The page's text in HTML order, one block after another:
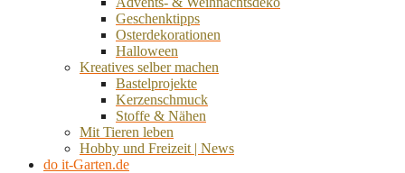
Geschenktipps
Osterdekorationen
Halloween
Kreatives selber machen
Bastelprojekte
Kerzenschmuck
Stoffe & Nähen
Mit Tieren leben
Hobby und Freizeit | News
do it-Garten.de